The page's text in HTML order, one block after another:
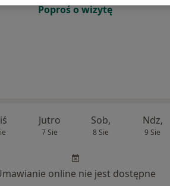
Poproś o wizytę
Jutro
7 Sie
Sob,
8 Sie
Ndz,
9 Sie
online nie jest dostępne